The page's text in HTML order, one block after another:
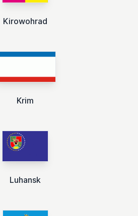
Kirowohrad
Krim
Luhansk